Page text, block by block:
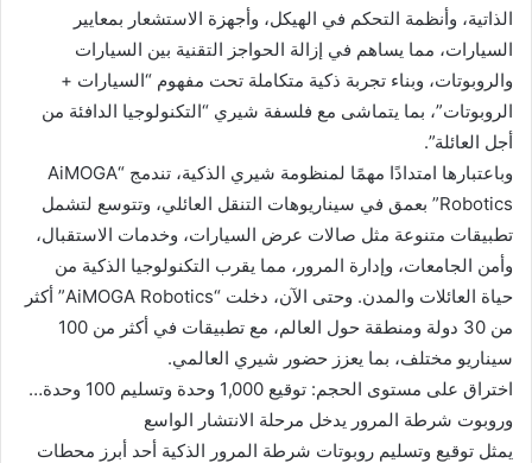
الذاتية، وأنظمة التحكم في الهيكل، وأجهزة الاستشعار بمعايير
السيارات، مما يساهم في إزالة الحواجز التقنية بين السيارات
والروبوتات، وبناء تجربة ذكية متكاملة تحت مفهوم “السيارات +
الروبوتات”، بما يتماشى مع فلسفة شيري “التكنولوجيا الدافئة من
أجل العائلة”.
وباعتبارها امتدادًا مهمًا لمنظومة شيري الذكية، تندمج “AiMOGA
Robotics” بعمق في سيناريوهات التنقل العائلي، وتتوسع لتشمل
تطبيقات متنوعة مثل صالات عرض السيارات، وخدمات الاستقبال،
وأمن الجامعات، وإدارة المرور، مما يقرب التكنولوجيا الذكية من
حياة العائلات والمدن. وحتى الآن، دخلت “AiMOGA Robotics” أكثر
من 30 دولة ومنطقة حول العالم، مع تطبيقات في أكثر من 100
سيناريو مختلف، بما يعزز حضور شيري العالمي.
اختراق على مستوى الحجم: توقيع 1,000 وحدة وتسليم 100 وحدة…
وروبوت شرطة المرور يدخل مرحلة الانتشار الواسع
يمثل توقيع وتسليم روبوتات شرطة المرور الذكية أحد أبرز محطات